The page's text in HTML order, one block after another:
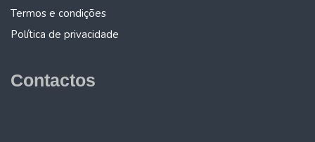
Termos e condições
Política de privacidade
Contactos